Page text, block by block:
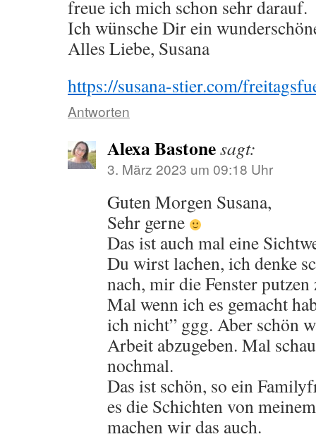
freue ich mich schon sehr darauf.
Ich wünsche Dir ein
Alles Liebe, Susana
https://susana-stier.com/
Antworten
Alexa Bastonesagt:
3. März 2023 um 09:18 Uhr
Guten Morgen Susana,
Sehr gerne
Das ist auch mal eine
Du wirst lachen, ich denke
nach, mir die Fenster putzen
Mal wenn ich es gemacht
ich nicht” ggg. Aber schön
Arbeit abzugeben. Mal
nochmal.
Das ist schön, so ein
es die Schichten von
machen wir das auch.